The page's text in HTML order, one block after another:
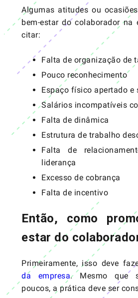
Algumas atitudes ou
bem-estar do colaborador na
citar:
Falta de organização de
Pouco reconhecimento
Espaço físico apertado e
Salários incompatíveis
Falta de dinâmica
Estrutura de trabalho
Falta de
liderança
Excesso de cobrança
Falta de incentivo
Então, como
estar do
Primeiramente, isso deve
da empresa. Mesmo que
poucos, a prática deve ser